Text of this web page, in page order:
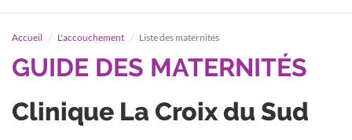
Accueil L'accouchement Liste des maternités
GUIDE DES MATERNITÉS
Clinique La Croix du Sud